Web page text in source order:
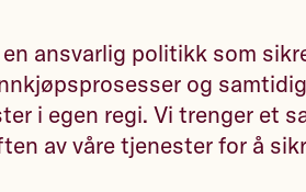
ansvarlig politikk som
og
i egen regi. Vi trenger et
av våre tjenester for å